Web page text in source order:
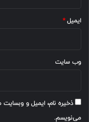
ایمیل*
وب‌ سایت
ذخیره نام، ایمیل و وبسایت
می‌نویسم.